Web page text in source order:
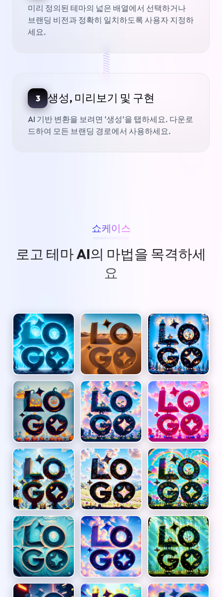
미리 정의된 테마의 넓은 배열에서 선택하거나
브랜딩 비전과 정확히 일치하도록 사용자 지정하
세요.
///////////////
3 생성, 미리보기 및 구현
AI 기반 변환을 보려면 '생성'을 탭하세요. 다운로
드하여 모든 브랜딩 경로에서 사용하세요.
쇼케이스
////////////////////////
로고 테마 AI의 마법을 목격하세
요